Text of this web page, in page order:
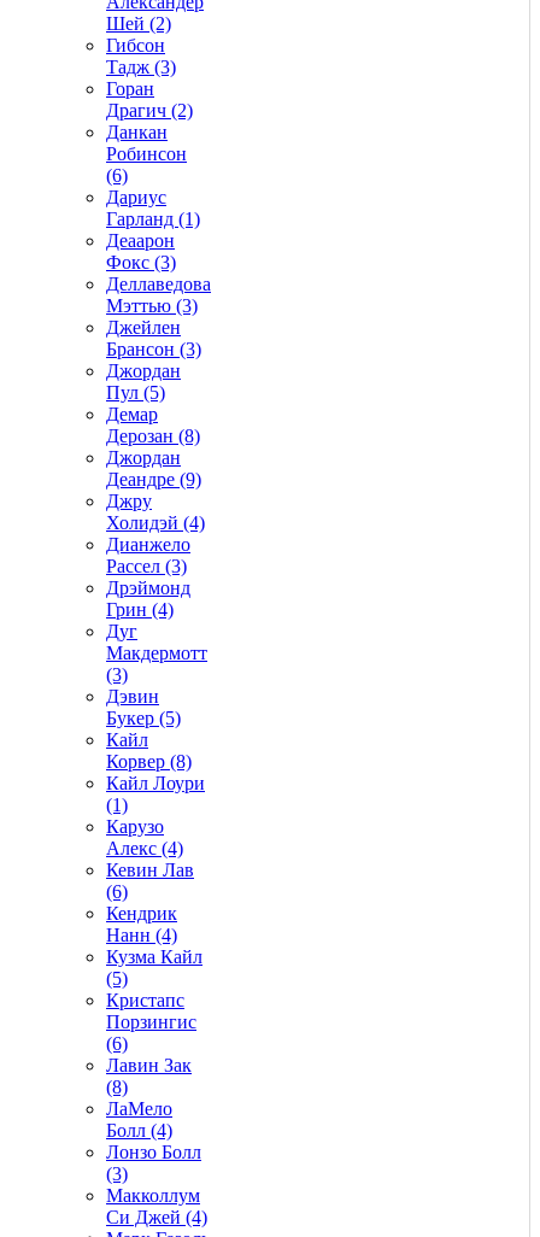
Шей (2)
Гибсон
Тадж (3)
Горан
Драгич (2)
Данкан
Робинсон
(6)
Дариус
Гарланд (1)
Деаарон
Фокс (3)
Деллаведова
Мэттью (3)
Джейлен
Брансон (3)
Джордан
Пул (5)
Демар
Дерозан (8)
Джордан
Деандре (9)
Джру
Холидэй (4)
Дианжело
Рассел (3)
Дрэймонд
Грин (4)
Дуг
Макдермотт
(3)
Дэвин
Букер (5)
Кайл
Корвер (8)
Кайл Лоури
(1)
Карузо
Алекс (4)
Кевин Лав
(6)
Кендрик
Нанн (4)
Кузма Кайл
(5)
Кристапс
Порзингис
(6)
Лавин Зак
(8)
ЛаМело
Болл (4)
Лонзо Болл
(3)
Макколлум
Си Джей (4)